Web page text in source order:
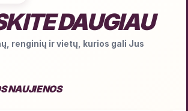
DAUGIAU
renginių ir vietų, kurios gali Jus
NAUJIENOS